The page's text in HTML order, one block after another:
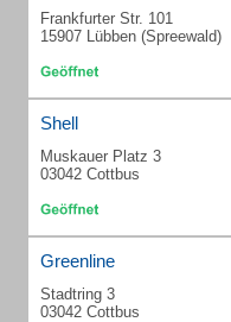
Frankfurter Str. 101
15907 Lübben (Spreewald)
Shell
Muskauer Platz 3
03042 Cottbus
Greenline
Stadtring 3
03042 Cottbus